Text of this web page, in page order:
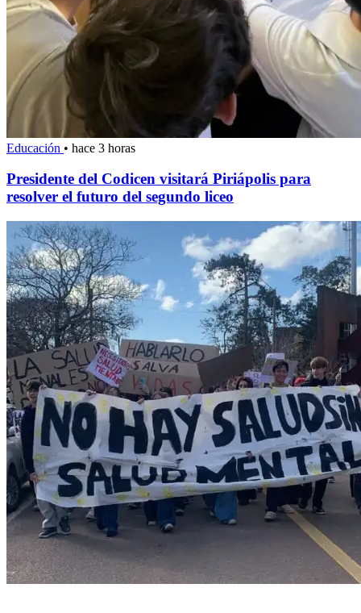
Educación • hace 3 horas
Presidente del Codicen visitará Piriápolis para
resolver el futuro del segundo liceo